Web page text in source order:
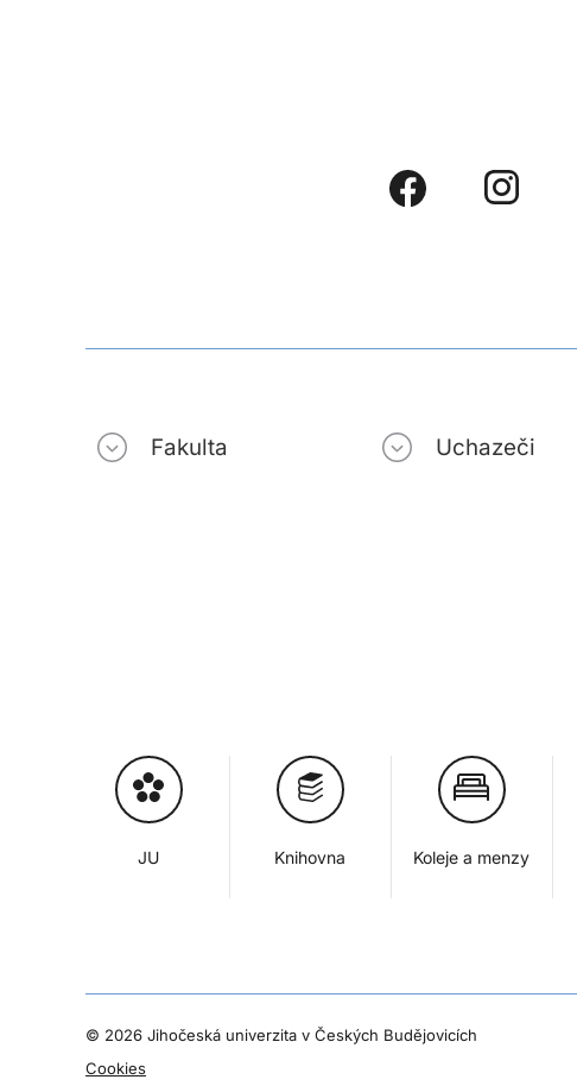
Fakulta Uchazeči
JU Knihovna Koleje a menzy
© 2026 Jihočeská univerzita v Českých Budějovicích
Cookies